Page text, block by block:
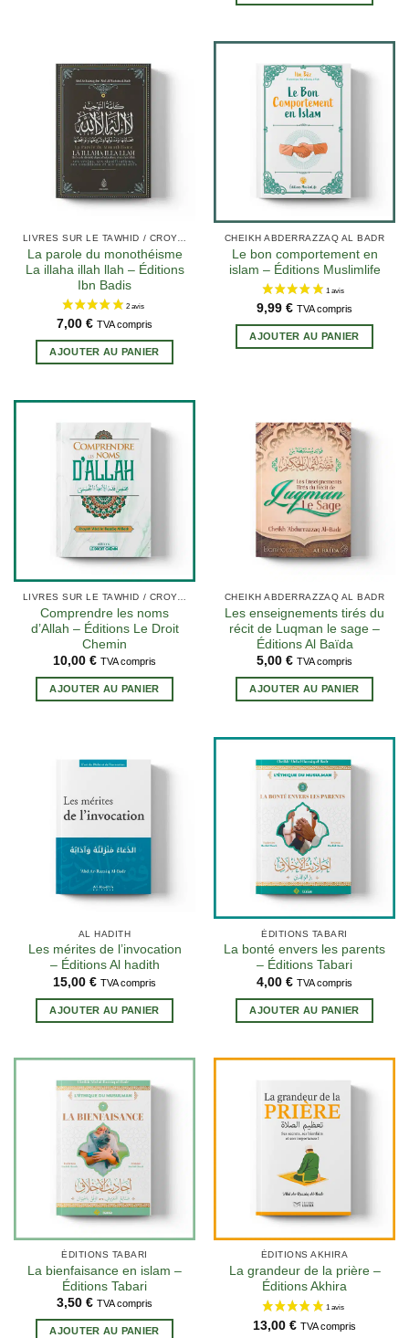
LIVRES SUR LE TAWHID / CROYANCE (AQIDA)
La parole du monothéisme
La illaha illah llah – Éditions
Ibn Badis
7,00 € TVA compris
AJOUTER AU PANIER
CHEIKH ABDERRAZZAQ AL BADR
Le bon comportement en
islam – Éditions Muslimlife
9,99 € TVA compris
AJOUTER AU PANIER
LIVRES SUR LE TAWHID / CROYANCE (AQIDA)
Comprendre les noms
d’Allah – Éditions Le Droit
Chemin
10,00 € TVA compris
AJOUTER AU PANIER
CHEIKH ABDERRAZZAQ AL BADR
Les enseignements tirés du
récit de Luqman le sage –
Éditions Al Baïda
5,00 € TVA compris
AJOUTER AU PANIER
AL HADITH
Les mérites de l’invocation
– Éditions Al hadith
15,00 € TVA compris
AJOUTER AU PANIER
ÉDITIONS TABARI
La bonté envers les parents
– Éditions Tabari
4,00 € TVA compris
AJOUTER AU PANIER
ÉDITIONS TABARI
La bienfaisance en islam –
Éditions Tabari
3,50 € TVA compris
AJOUTER AU PANIER
ÉDITIONS AKHIRA
La grandeur de la prière –
Éditions Akhira
13,00 € TVA compris